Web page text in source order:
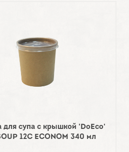
для супа с крышкой 'DoEco'
12С ECONOM 340 мл